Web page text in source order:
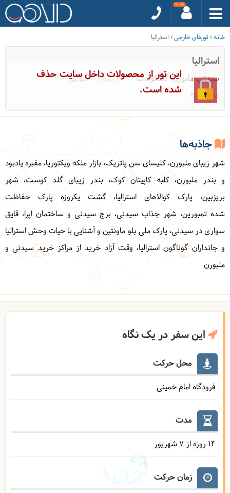
خانه تورهای خارجی استرالیا
استرالیا
سیدنی، ملبورن، گلدکوست
|14 روزه از 7 شهریور 1404
کد: 30858
این تور از محصولات داخل سایت حذف
شده است.
جاذبه‌ها
شهر زیبای ملبورن، کلیسای سن پاتریک، بازار ملکه ویکتوریا، مقبره یادبود
و بندر ملبورن، کلبه کاپیتان کوک، بندر زیبای گلد کوست، شهر
بریزبین، پارک کوالاهای استرالیا، گشت یکروزه پارک‌ حفاظت
شده تمبورین، شهر جذاب سیدنی، برج سیدنی و ساختمان اپرا، قایق
سواری در سیدنی، پارک ملی بلو ماونتین و آشنایی با حیات وحش استرالیا
و جانداران گوناگون استرالیا، وقت آزاد خرید از مراکز خرید سیدنی و
ملبورن
این سفر در یک نگاه
محل حرکت
فرودگاه امام خمینی
مدت
14 روزه از 7 شهریور
زمان حرکت